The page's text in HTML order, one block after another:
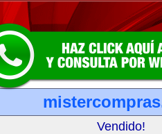
Vendido!